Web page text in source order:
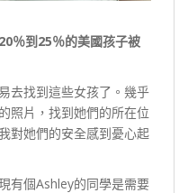
％到25％的美國孩子被
去找到這些女孩了。幾乎
照片，找到她們的所在位
對她們的安全感到憂心起
有個Ashley的同學是需要